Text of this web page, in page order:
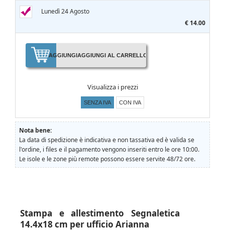
Lunedì 24 Agosto
€ 14.00
AGGIUNGI AGGIUNGI AL CARRELLO
Visualizza i prezzi
SENZA IVA CON IVA
Nota bene:
La data di spedizione è indicativa e non tassativa ed è valida se
l'ordine, i files e il pagamento vengono inseriti entro le ore 10:00.
Le isole e le zone più remote possono essere servite 48/72 ore.
Stampa e allestimento Segnaletica
14.4x18 cm per ufficio Arianna